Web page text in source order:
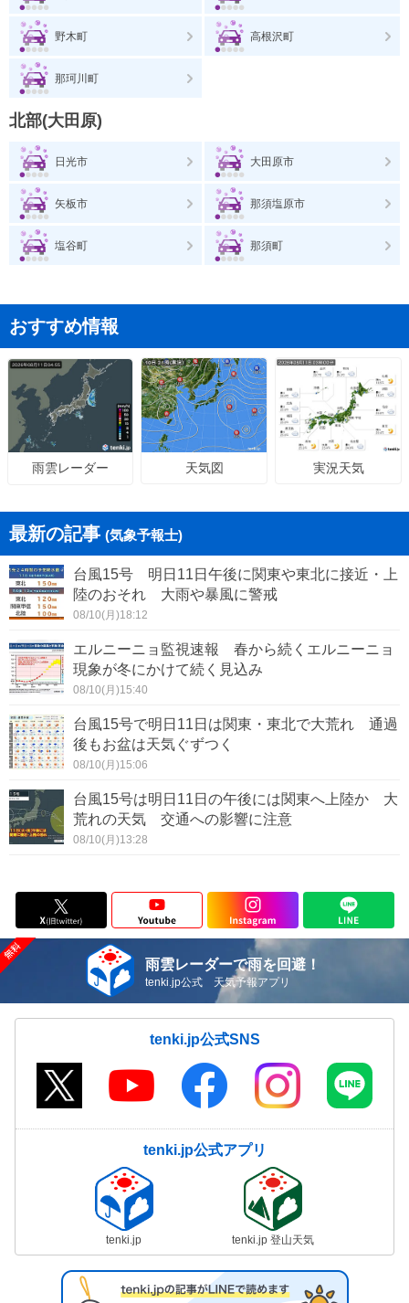
野木町 高根沢町
那珂川町
北部(大田原)
日光市 大田原市
矢板市 那須塩原市
塩谷町 那須町
おすすめ情報
雨雲レーダー 天気図 実況天気
最新の記事 (気象予報士)
台風15号 明日11日午後に関東や東北に接近・上
陸のおそれ 大雨や暴風に警戒
08/10(月)18:12
エルニーニョ監視速報 春から続くエルニーニョ
現象が冬にかけて続く見込み
08/10(月)15:40
台風15号で明日11日は関東・東北で大荒れ 通過
後もお盆は天気ぐずつく
08/10(月)15:06
台風15号は明日11日の午後には関東へ上陸か 大
荒れの天気 交通への影響に注意
08/10(月)13:28
雨雲レーダーで雨を回避！
tenki.jp公式 天気予報アプリ
tenki.jp公式SNS
tenki.jp公式アプリ
tenki.jp tenki.jp 登山天気